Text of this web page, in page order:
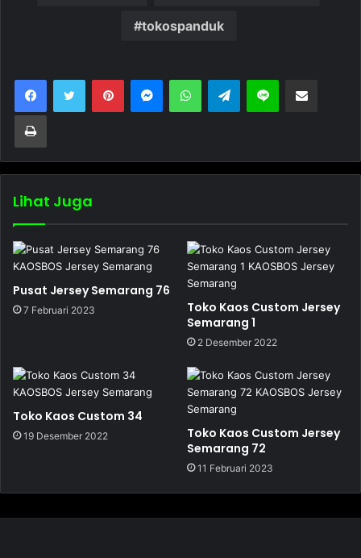
tokospanduk
Telegram
Lihat Juga
Pusat Jersey Semarang 76
7 Februari 2023
Toko Kaos Custom Jersey
Semarang 1
2 Desember 2022
Toko Kaos Custom 34
19 Desember 2022
Toko Kaos Custom Jersey
Semarang 72
11 Februari 2023